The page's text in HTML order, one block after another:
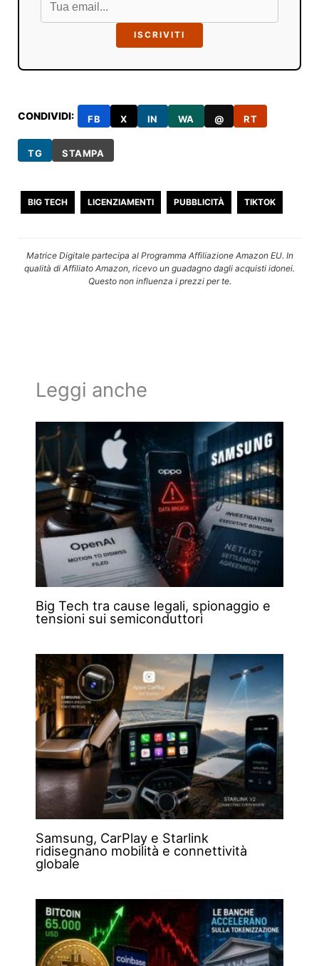
ISCRIVITI
CONDIVIDI: FB X IN WA @ RT
TG STAMPA
BIG TECH LICENZIAMENTI PUBBLICITÀ TIKTOK
Matrice Digitale partecipa al Programma Affiliazione Amazon EU. In
qualità di Affiliato Amazon, ricevo un guadagno dagli acquisti idonei.
Questo non influenza i prezzi per te.
Leggi anche
Big Tech tra cause legali, spionaggio e
tensioni sui semiconduttori
Samsung, CarPlay e Starlink
ridisegnano mobilità e connettività
globale